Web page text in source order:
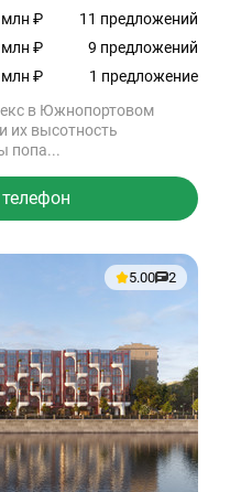
млн ₽
11 предложений
млн ₽
9 предложений
млн ₽
1 предложение
в Южнопортовом
их высотность
попа...
5.00 2